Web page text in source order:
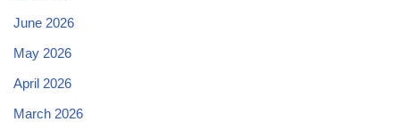
June 2026
May 2026
April 2026
March 2026